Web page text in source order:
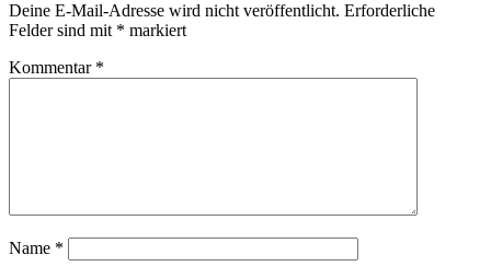
Deine E-Mail-Adresse wird nicht veröffentlicht. Erforderliche
Felder sind mit * markiert
Kommentar *
Name *